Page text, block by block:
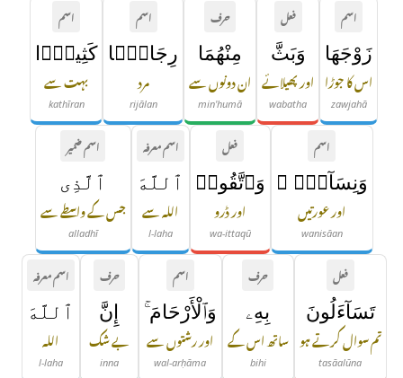
اسم
زَوْجَهَا
اس کا جوڑا
zawjahā
فعل
وَبَثَّ
اور پھیلائے
wabatha
حرف
مِنْهُمَا
ان دونوں سے
min'humā
اسم
رِجَالًۭا
مرد
rijālan
اسم
كَثِيرًۭا
بہت سے
kathīran
اسم
وَنِسَآءًۭ ۚ
اور عورتیں
wanisāan
فعل
وَٱتَّقُوا۟
اور ڈرو
wa-ittaqū
اسم معرفہ
ٱللَّهَ
اللہ سے
l-laha
اسم ضمیر
ٱلَّذِى
جس کے واسطے سے
alladhī
فعل
تَسَآءَلُونَ
تم سوال کرتے ہو
tasāalūna
حرف
بِهِۦ
ساتھ اس کے
bihi
اسم
وَٱلْأَرْحَامَ ۚ
اور رشتوں سے
wal-arḥāma
حرف
إِنَّ
بے شک
inna
اسم معرفہ
ٱللَّهَ
اللہ
l-laha